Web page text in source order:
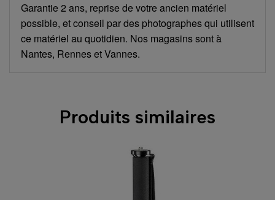
Garantie 2 ans, reprise de votre ancien matériel
possible, et conseil par des photographes qui utilisent
ce matériel au quotidien. Nos magasins sont à
Nantes, Rennes et Vannes.
Produits similaires